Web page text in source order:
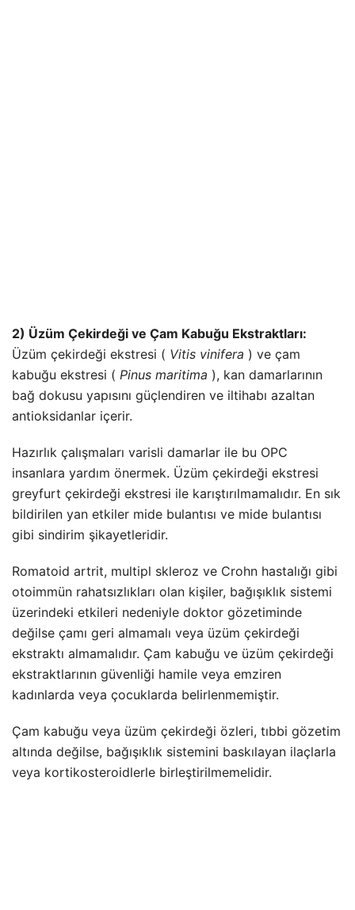
2) Üzüm Çekirdeği ve Çam Kabuğu Ekstraktları:
Üzüm çekirdeği ekstresi ( Vitis vinifera ) ve çam
kabuğu ekstresi ( Pinus maritima ), kan damarlarının
bağ dokusu yapısını güçlendiren ve iltihabı azaltan
antioksidanlar içerir.
Hazırlık çalışmaları varisli damarlar ile bu OPC
insanlara yardım önermek. Üzüm çekirdeği ekstresi
greyfurt çekirdeği ekstresi ile karıştırılmamalıdır. En sık
bildirilen yan etkiler mide bulantısı ve mide bulantısı
gibi sindirim şikayetleridir.
Romatoid artrit, multipl skleroz ve Crohn hastalığı gibi
otoimmün rahatsızlıkları olan kişiler, bağışıklık sistemi
üzerindeki etkileri nedeniyle doktor gözetiminde
değilse çamı geri almamalı veya üzüm çekirdeği
ekstraktı almamalıdır. Çam kabuğu ve üzüm çekirdeği
ekstraktlarının güvenliği hamile veya emziren
kadınlarda veya çocuklarda belirlenmemiştir.
Çam kabuğu veya üzüm çekirdeği özleri, tıbbi gözetim
altında değilse, bağışıklık sistemini baskılayan ilaçlarla
veya kortikosteroidlerle birleştirilmemelidir.